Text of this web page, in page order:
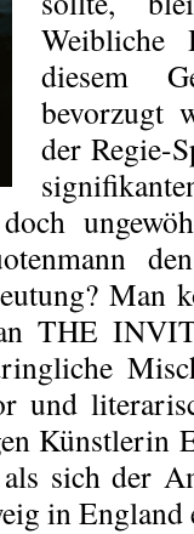
Weibliche
diesem
bevorzugt
der Regie-
Man
THE
und
Künstlerin
sich der
in England